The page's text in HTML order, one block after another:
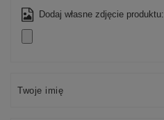
Dodaj własne zdjęcie produktu:
Twoje imię